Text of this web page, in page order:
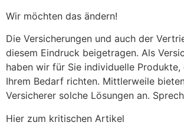
Wir möchten das ändern!
Die Versicherungen und auch der
diesem Eindruck beigetragen. Als
haben wir für Sie individuelle Produkte,
Ihrem Bedarf richten. Mittlerweile
Versicherer solche Lösungen an.
Hier zum kritischen Artikel